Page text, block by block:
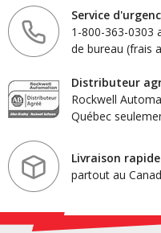
Service
1-800-363-0303
de bureau (frais
Distributeur
Rockwell
Québec
Livraison rapide
partout au